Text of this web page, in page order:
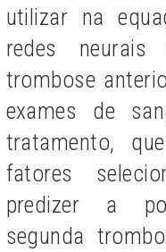
utilizar na
redes
trombose
exames de
tratamento,
fatores
predizer a
segunda